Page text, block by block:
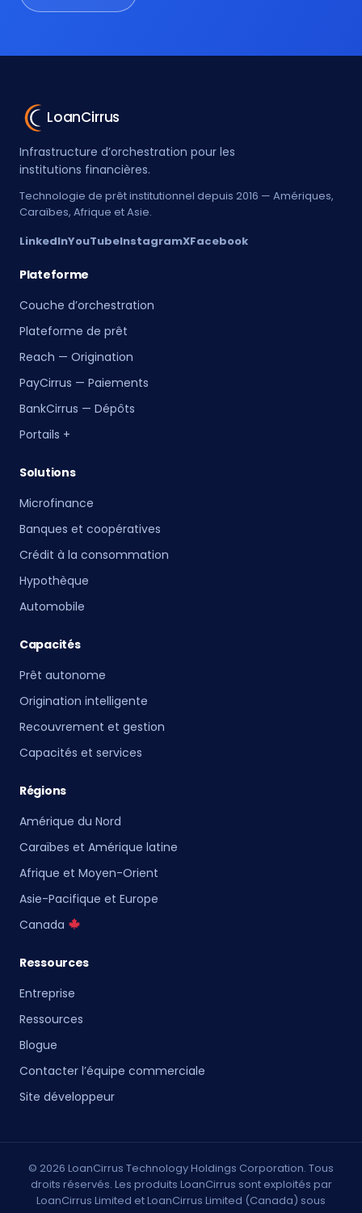
LoanCirrus
Infrastructure d’orchestration pour les
institutions financières.
Technologie de prêt institutionnel depuis 2016 — Amériques,
Caraïbes, Afrique et Asie.
LinkedInYouTubeInstagramXFacebook
Plateforme
Couche d’orchestration
Plateforme de prêt
Reach — Origination
PayCirrus — Paiements
BankCirrus — Dépôts
Portails +
Solutions
Microfinance
Banques et coopératives
Crédit à la consommation
Hypothèque
Automobile
Capacités
Prêt autonome
Origination intelligente
Recouvrement et gestion
Capacités et services
Régions
Amérique du Nord
Caraïbes et Amérique latine
Afrique et Moyen-Orient
Asie-Pacifique et Europe
Canada
Ressources
Entreprise
Ressources
Blogue
Contacter l’équipe commerciale
Site développeur
© 2026 LoanCirrus Technology Holdings Corporation. Tous
droits réservés. Les produits LoanCirrus sont exploités par
LoanCirrus Limited et LoanCirrus Limited (Canada) sous